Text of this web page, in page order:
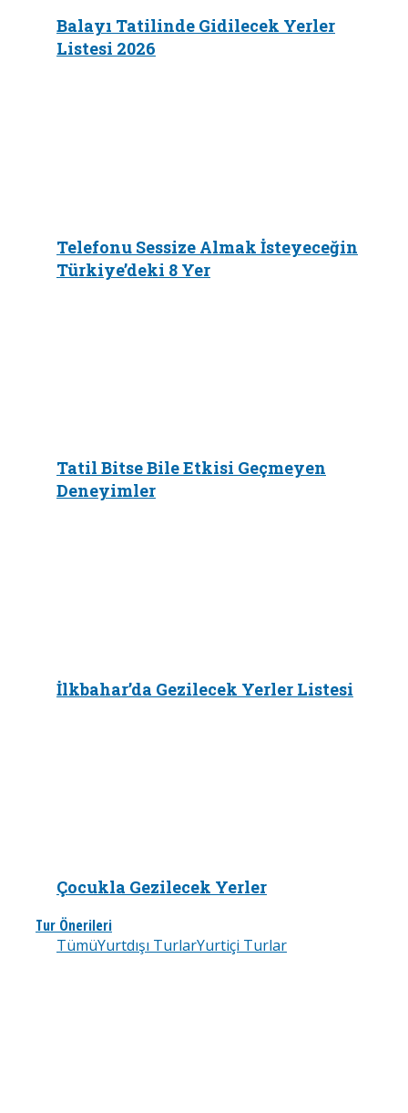
Balayı Tatilinde Gidilecek Yerler
Listesi 2026
Telefonu Sessize Almak İsteyeceğin
Türkiye’deki 8 Yer
Tatil Bitse Bile Etkisi Geçmeyen
Deneyimler
İlkbahar’da Gezilecek Yerler Listesi
Çocukla Gezilecek Yerler
Tur Önerileri
TümüYurtdışı TurlarYurtiçi Turlar